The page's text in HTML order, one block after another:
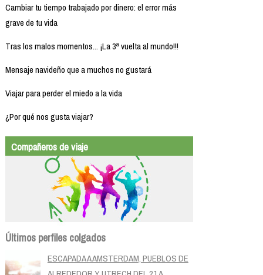
Cambiar tu tiempo trabajado por dinero: el error más
grave de tu vida
Tras los malos momentos... ¡La 3ª vuelta al mundo!!!
Mensaje navideño que a muchos no gustará
Viajar para perder el miedo a la vida
¿Por qué nos gusta viajar?
Compañeros de viaje
Últimos perfiles colgados
ESCAPADA A AMSTERDAM, PUEBLOS DE